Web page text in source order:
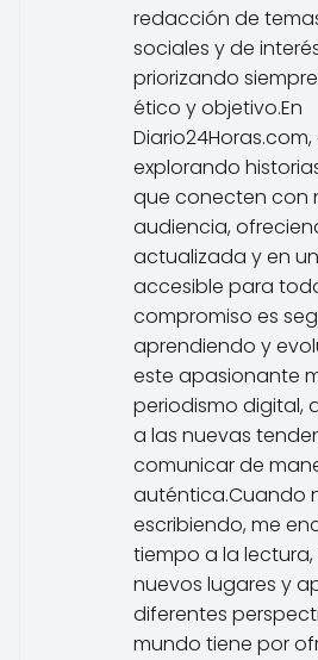
redacción de
sociales y de
priorizando
ético y objetivo.En
explorando
que conecten con
audiencia,
actualizada y en
accesible para
compromiso es
aprendiendo y
este apasionante
periodismo digital,
a las nuevas
comunicar de
auténtica.Cuando
escribiendo, me
tiempo a la
nuevos lugares y
diferentes
mundo tiene por